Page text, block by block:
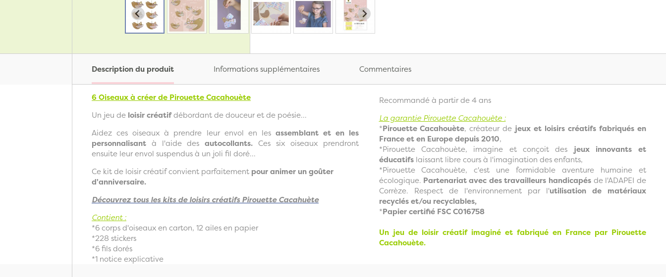
Description du produit Informations supplémentaires Commentaires
6 Oiseaux à créerde Pirouette Cacahouète
Un jeu de loisir créatifdébordant de douceur et de poésie...
Aidez ces oiseaux à prendre leur envol en les assemblant et en les
personnalisant à l'aide des autocollants. Ces six oiseaux prendront
ensuite leur envol suspendus à un joli fil doré...
Ce kit de loisir créatif convient parfaitement pour animer un goûter
d'anniversaire.
Découvrez tous les kits de loisirs créatifs Pirouette Cacahuète
Contient :
*6 corps d'oiseaux en carton, 12 ailes en papier
*228 stickers
*6 fils dorés
*1 notice explicative
Recommandé à partir de 4 ans
La garantie Pirouette Cacahouète :
*Pirouette Cacahouète, créateur de jeux et loisirs créatifs fabriqués en
France et en Europe depuis 2010,
*Pirouette Cacahouète, imagine et conçoit des jeux innovants et
éducatifslaissant libre cours à l'imagination des enfants,
*Pirouette Cacahouète, c'est une formidable aventure humaine et
écologique. Partenariat avec des travailleurs handicapés de l'ADAPEI de
Corrèze. Respect de l'environnement par l'utilisation de matériaux
recyclés et/ou recyclables,
*Papier certifié FSC C016758
Un jeu de loisir créatif imaginé et fabriqué en France par Pirouette
Cacahouète.